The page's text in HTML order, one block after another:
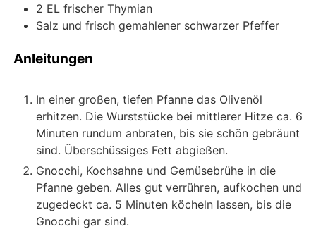
2 EL frischer Thymian
Salz und frisch gemahlener schwarzer Pfeffer
Anleitungen
In einer großen, tiefen Pfanne das Olivenöl
erhitzen. Die Wurststücke bei mittlerer Hitze ca. 6
Minuten rundum anbraten, bis sie schön gebräunt
sind. Überschüssiges Fett abgießen.
Gnocchi, Kochsahne und Gemüsebrühe in die
Pfanne geben. Alles gut verrühren, aufkochen und
zugedeckt ca. 5 Minuten köcheln lassen, bis die
Gnocchi gar sind.